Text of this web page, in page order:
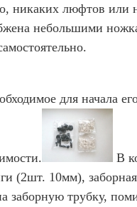
никаких люфтов или
небольшими
для начала
В
(2шт. 10мм),
заборную трубку,